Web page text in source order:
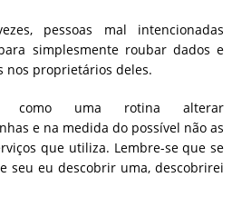
pessoas mal intencionadas
simplesmente roubar dados e
nos proprietários deles.
como uma rotina alterar
e na medida do possível não as
que utiliza. Lembre-se que se
seu eu descobrir uma, descobrirei